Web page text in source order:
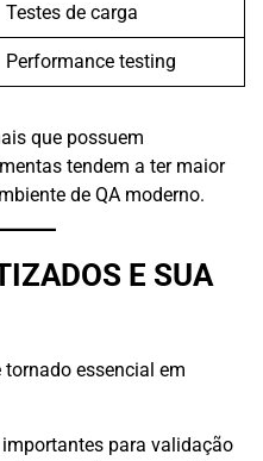
Testes de carga
Performance testing
que possuem
tendem a ter maior
de QA moderno.
E SUA
essencial em
para validação